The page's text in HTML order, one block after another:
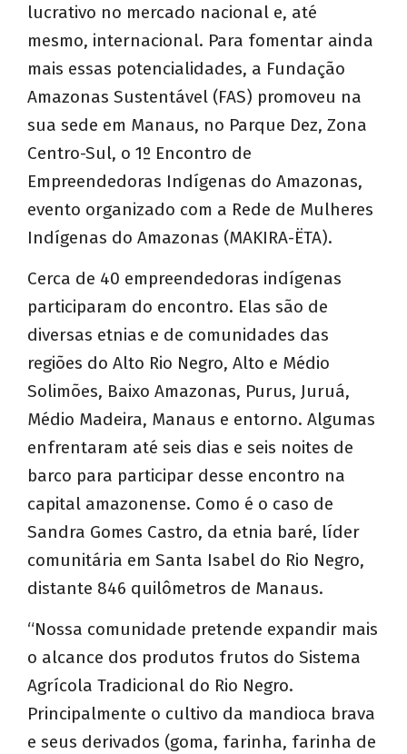
lucrativo no mercado nacional e, até
mesmo, internacional. Para fomentar ainda
mais essas potencialidades, a Fundação
Amazonas Sustentável (FAS) promoveu na
sua sede em Manaus, no Parque Dez, Zona
Centro-Sul, o 1º Encontro de
Empreendedoras Indígenas do Amazonas,
evento organizado com a Rede de Mulheres
Indígenas do Amazonas (MAKIRA-ËTA).
Cerca de 40 empreendedoras indígenas
participaram do encontro. Elas são de
diversas etnias e de comunidades das
regiões do Alto Rio Negro, Alto e Médio
Solimões, Baixo Amazonas, Purus, Juruá,
Médio Madeira, Manaus e entorno. Algumas
enfrentaram até seis dias e seis noites de
barco para participar desse encontro na
capital amazonense. Como é o caso de
Sandra Gomes Castro, da etnia baré, líder
comunitária em Santa Isabel do Rio Negro,
distante 846 quilômetros de Manaus.
“Nossa comunidade pretende expandir mais
o alcance dos produtos frutos do Sistema
Agrícola Tradicional do Rio Negro.
Principalmente o cultivo da mandioca brava
e seus derivados (goma, farinha, farinha de